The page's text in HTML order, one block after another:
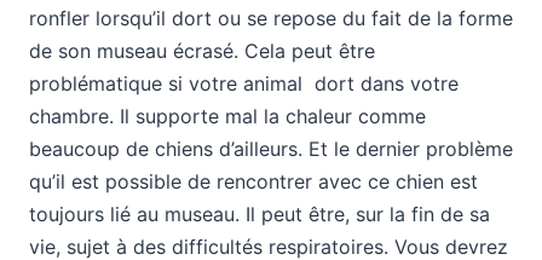
ronfler lorsqu’il dort ou se repose du fait de la forme
de son museau écrasé. Cela peut être
problématique si votre animal dort dans votre
chambre. Il supporte mal la chaleur comme
beaucoup de chiens d’ailleurs. Et le dernier problème
qu’il est possible de rencontrer avec ce chien est
toujours lié au museau. Il peut être, sur la fin de sa
vie, sujet à des difficultés respiratoires. Vous devrez